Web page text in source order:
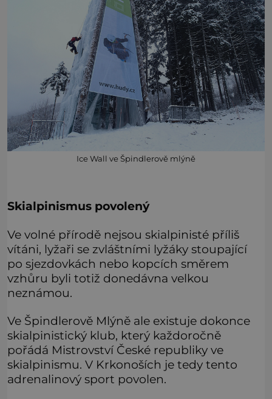
Ice Wall ve Špindlerově mlýně
Skialpinismus povolený
Ve volné přírodě nejsou skialpinisté příliš
vítáni, lyžaři se zvláštními lyžáky stoupající
po sjezdovkách nebo kopcích směrem
vzhůru byli totiž donedávna velkou
neznámou.
Ve Špindlerově Mlýně ale existuje dokonce
skialpinistický klub, který každoročně
pořádá Mistrovství České republiky ve
skialpinismu. V Krkonoších je tedy tento
adrenalinový sport povolen.